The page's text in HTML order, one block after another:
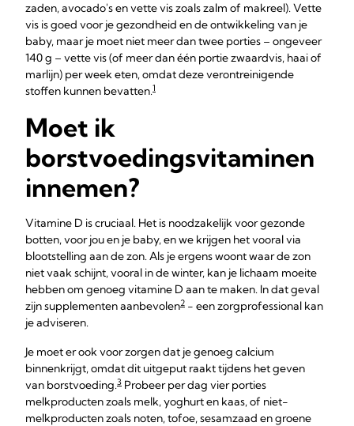
zaden, avocado's en vette vis zoals zalm of makreel). Vette
vis is goed voor je gezondheid en de ontwikkeling van je
baby, maar je moet niet meer dan twee porties – ongeveer
140 g – vette vis (of meer dan één portie zwaardvis, haai of
marlijn) per week eten, omdat deze verontreinigende
stoffen kunnen bevatten.1
Moet ik
borstvoedingsvitaminen
innemen?
Vitamine D is cruciaal. Het is noodzakelijk voor gezonde
botten, voor jou en je baby, en we krijgen het vooral via
blootstelling aan de zon. Als je ergens woont waar de zon
niet vaak schijnt, vooral in de winter, kan je lichaam moeite
hebben om genoeg vitamine D aan te maken. In dat geval
zijn supplementen aanbevolen2 - een zorgprofessional kan
je adviseren.
Je moet er ook voor zorgen dat je genoeg calcium
binnenkrijgt, omdat dit uitgeput raakt tijdens het geven
van borstvoeding.3 Probeer per dag vier porties
melkproducten zoals melk, yoghurt en kaas, of niet-
melkproducten zoals noten, tofoe, sesamzaad en groene